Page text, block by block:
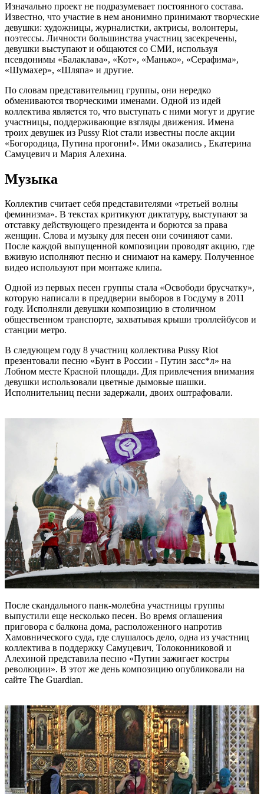
Изначально проект не подразумевает постоянного состава.
Известно, что участие в нем анонимно принимают творческие
девушки: художницы, журналистки, актрисы, волонтеры,
поэтессы. Личности большинства участниц засекречены,
девушки выступают и общаются со СМИ, используя
псевдонимы «Балаклава», «Кот», «Манько», «Серафима»,
«Шумахер», «Шляпа» и другие.
По словам представительниц группы, они нередко
обмениваются творческими именами. Одной из идей
коллектива является то, что выступать с ними могут и другие
участницы, поддерживающие взгляды движения. Имена
троих девушек из Pussy Riot стали известны после акции
«Богородица, Путина прогони!». Ими оказались , Екатерина
Самуцевич и Мария Алехина.
Музыка
Коллектив считает себя представителями «третьей волны
феминизма». В текстах критикуют диктатуру, выступают за
отставку действующего президента и борются за права
женщин. Слова и музыку для песен они сочиняют сами.
После каждой выпущенной композиции проводят акцию, где
вживую исполняют песню и снимают на камеру. Полученное
видео используют при монтаже клипа.
Одной из первых песен группы стала «Освободи брусчатку»,
которую написали в преддверии выборов в Госдуму в 2011
году. Исполняли девушки композицию в столичном
общественном транспорте, захватывая крыши троллейбусов и
станции метро.
В следующем году 8 участниц коллектива Pussy Riot
презентовали песню «Бунт в России - Путин засс*л» на
Лобном месте Красной площади. Для привлечения внимания
девушки использовали цветные дымовые шашки.
Исполнительниц песни задержали, двоих оштрафовали.
После скандального панк-молебна участницы группы
выпустили еще несколько песен. Во время оглашения
приговора с балкона дома, расположенного напротив
Хамовнического суда, где слушалось дело, одна из участниц
коллектива в поддержку Самуцевич, Толоконниковой и
Алехиной представила песню «Путин зажигает костры
революции». В этот же день композицию опубликовали на
сайте The Guardian.